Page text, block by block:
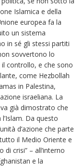
Islamica e della
europea fa la
un sistema
in sé gli stessi partiti
sovvertono lo
controllo, e che sono
come Hezbollah
in Palestina,
israeliana. La
già dimostrato che
Da questo
d’azione che parte
il Medio Oriente e
di crisi” – all’interno
e la